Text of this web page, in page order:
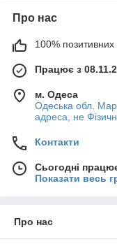
Про нас
100% позитивних
Працює з
м. Одеса
Одеська обл.
адреса, не
Контакти
Сьогодні
Показати весь
Про нас